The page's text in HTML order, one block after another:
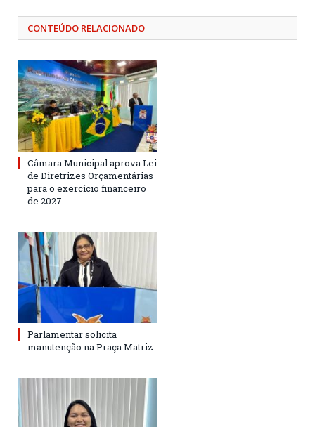
CONTEÚDO RELACIONADO
Câmara Municipal aprova Lei
de Diretrizes Orçamentárias
para o exercício financeiro
de 2027
Parlamentar solicita
manutenção na Praça Matriz